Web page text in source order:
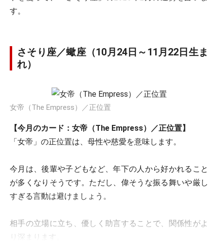
す。
さそり座／蠍座（10月24日～11月22日生ま
れ）
女帝（The Empress）／正位置
【今月のカード：女帝（The Empress）／正位置】
「女帝」の正位置は、母性や慈愛を意味します。
今月は、後輩や子どもなど、年下の人から好かれること
が多くなりそうです。ただし、偉そうな振る舞いや厳し
すぎる言動は避けましょう。
相手の立場に立ち、優しく助言することで、関係性がよ
り深まります。